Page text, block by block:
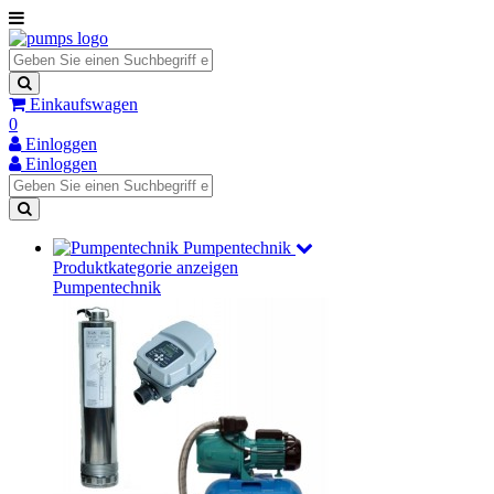
Einkaufswagen
0
Einloggen
Einloggen
Pumpentechnik
Produktkategorie anzeigen
Pumpentechnik